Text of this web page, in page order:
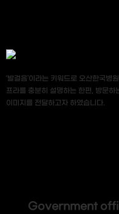
‘발걸음’이라는 키워드로 오산한국병
프라를 충분히 설명하는 한편, 방문
이미지를 전달하고자 하였습니다.
Government